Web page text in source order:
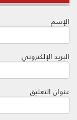
الإسم
البريد الإلكتروني
عنوان التعليق